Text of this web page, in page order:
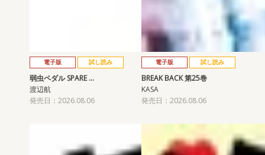
電子版 試し読み
弱虫ペダル SPARE …
渡辺航
発売日：2026.08.06
電子版 試し読み
BREAK BACK 第25巻
KASA
発売日：2026.08.06